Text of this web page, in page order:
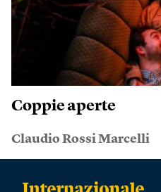
Coppie aperte
Claudio Rossi Marcelli